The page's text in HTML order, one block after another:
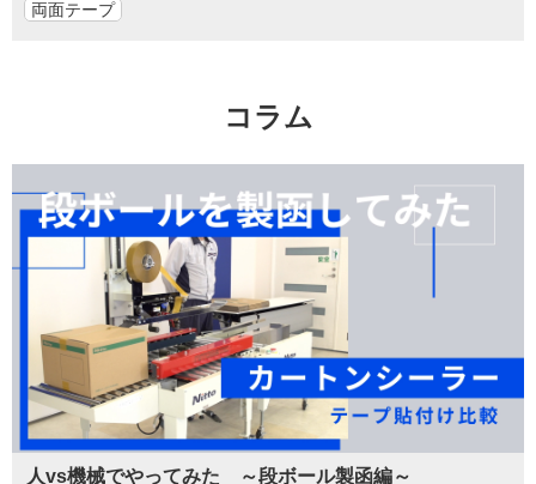
両面テープ
コラム
人vs機械でやってみた ～段ボール製函編～